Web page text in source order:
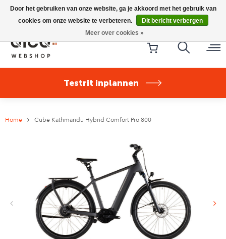
Riese & Müller Nevo5 Silent Core nu direct uit voorraad
leverbaar!
Testrit inplannen
Home Cube Kathmandu Hybrid Comfort Pro 800
Door het gebruiken van onze website, ga je akkoord met het gebruik van
cookies om onze website te verbeteren.
Dit bericht verbergen
Meer over cookies »